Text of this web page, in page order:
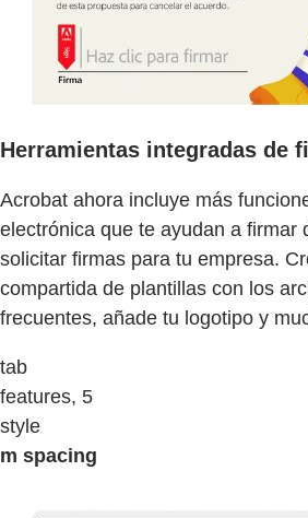
Herramientas integradas de
Acrobat ahora incluye más
electrónica que te ayudan a firmar
solicitar firmas para tu empresa.
compartida de plantillas con los
frecuentes, añade tu logotipo y
tab
features, 5
style
m spacing